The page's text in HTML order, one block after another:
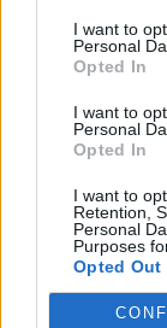
I want to
Personal
Opted In
I want to
Personal
Opted In
I want to
Retention,
Personal
Purposes
Opted Out
Ροή